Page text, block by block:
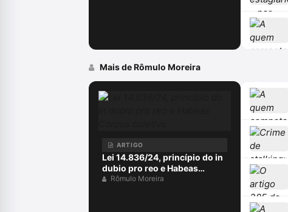
Mais de Rômulo Moreira
ARTIGO
Lei 14.836/24, princípio do in
dubio pro reo e Habeas
Corpus coletivo
Rômulo Moreira